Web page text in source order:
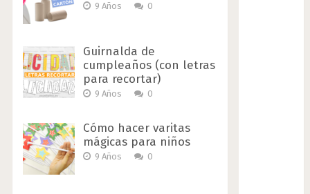
9 Años 0
Guirnalda de
cumpleaños (con letras
para recortar)
9 Años 0
Cómo hacer varitas
mágicas para niños
9 Años 0